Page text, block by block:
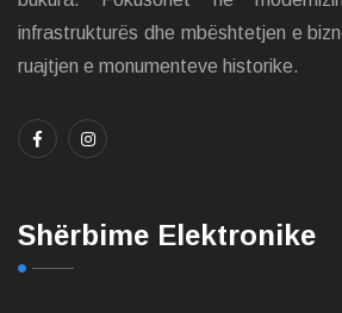
infrastrukturës dhe mbështetjen e
ruajtjen e monumenteve historike.
Shërbime Elektronike